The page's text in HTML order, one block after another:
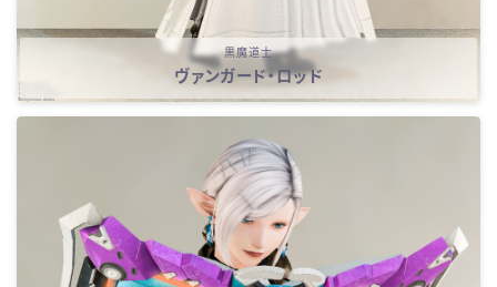
黒魔道士
ヴァンガード・ロッド